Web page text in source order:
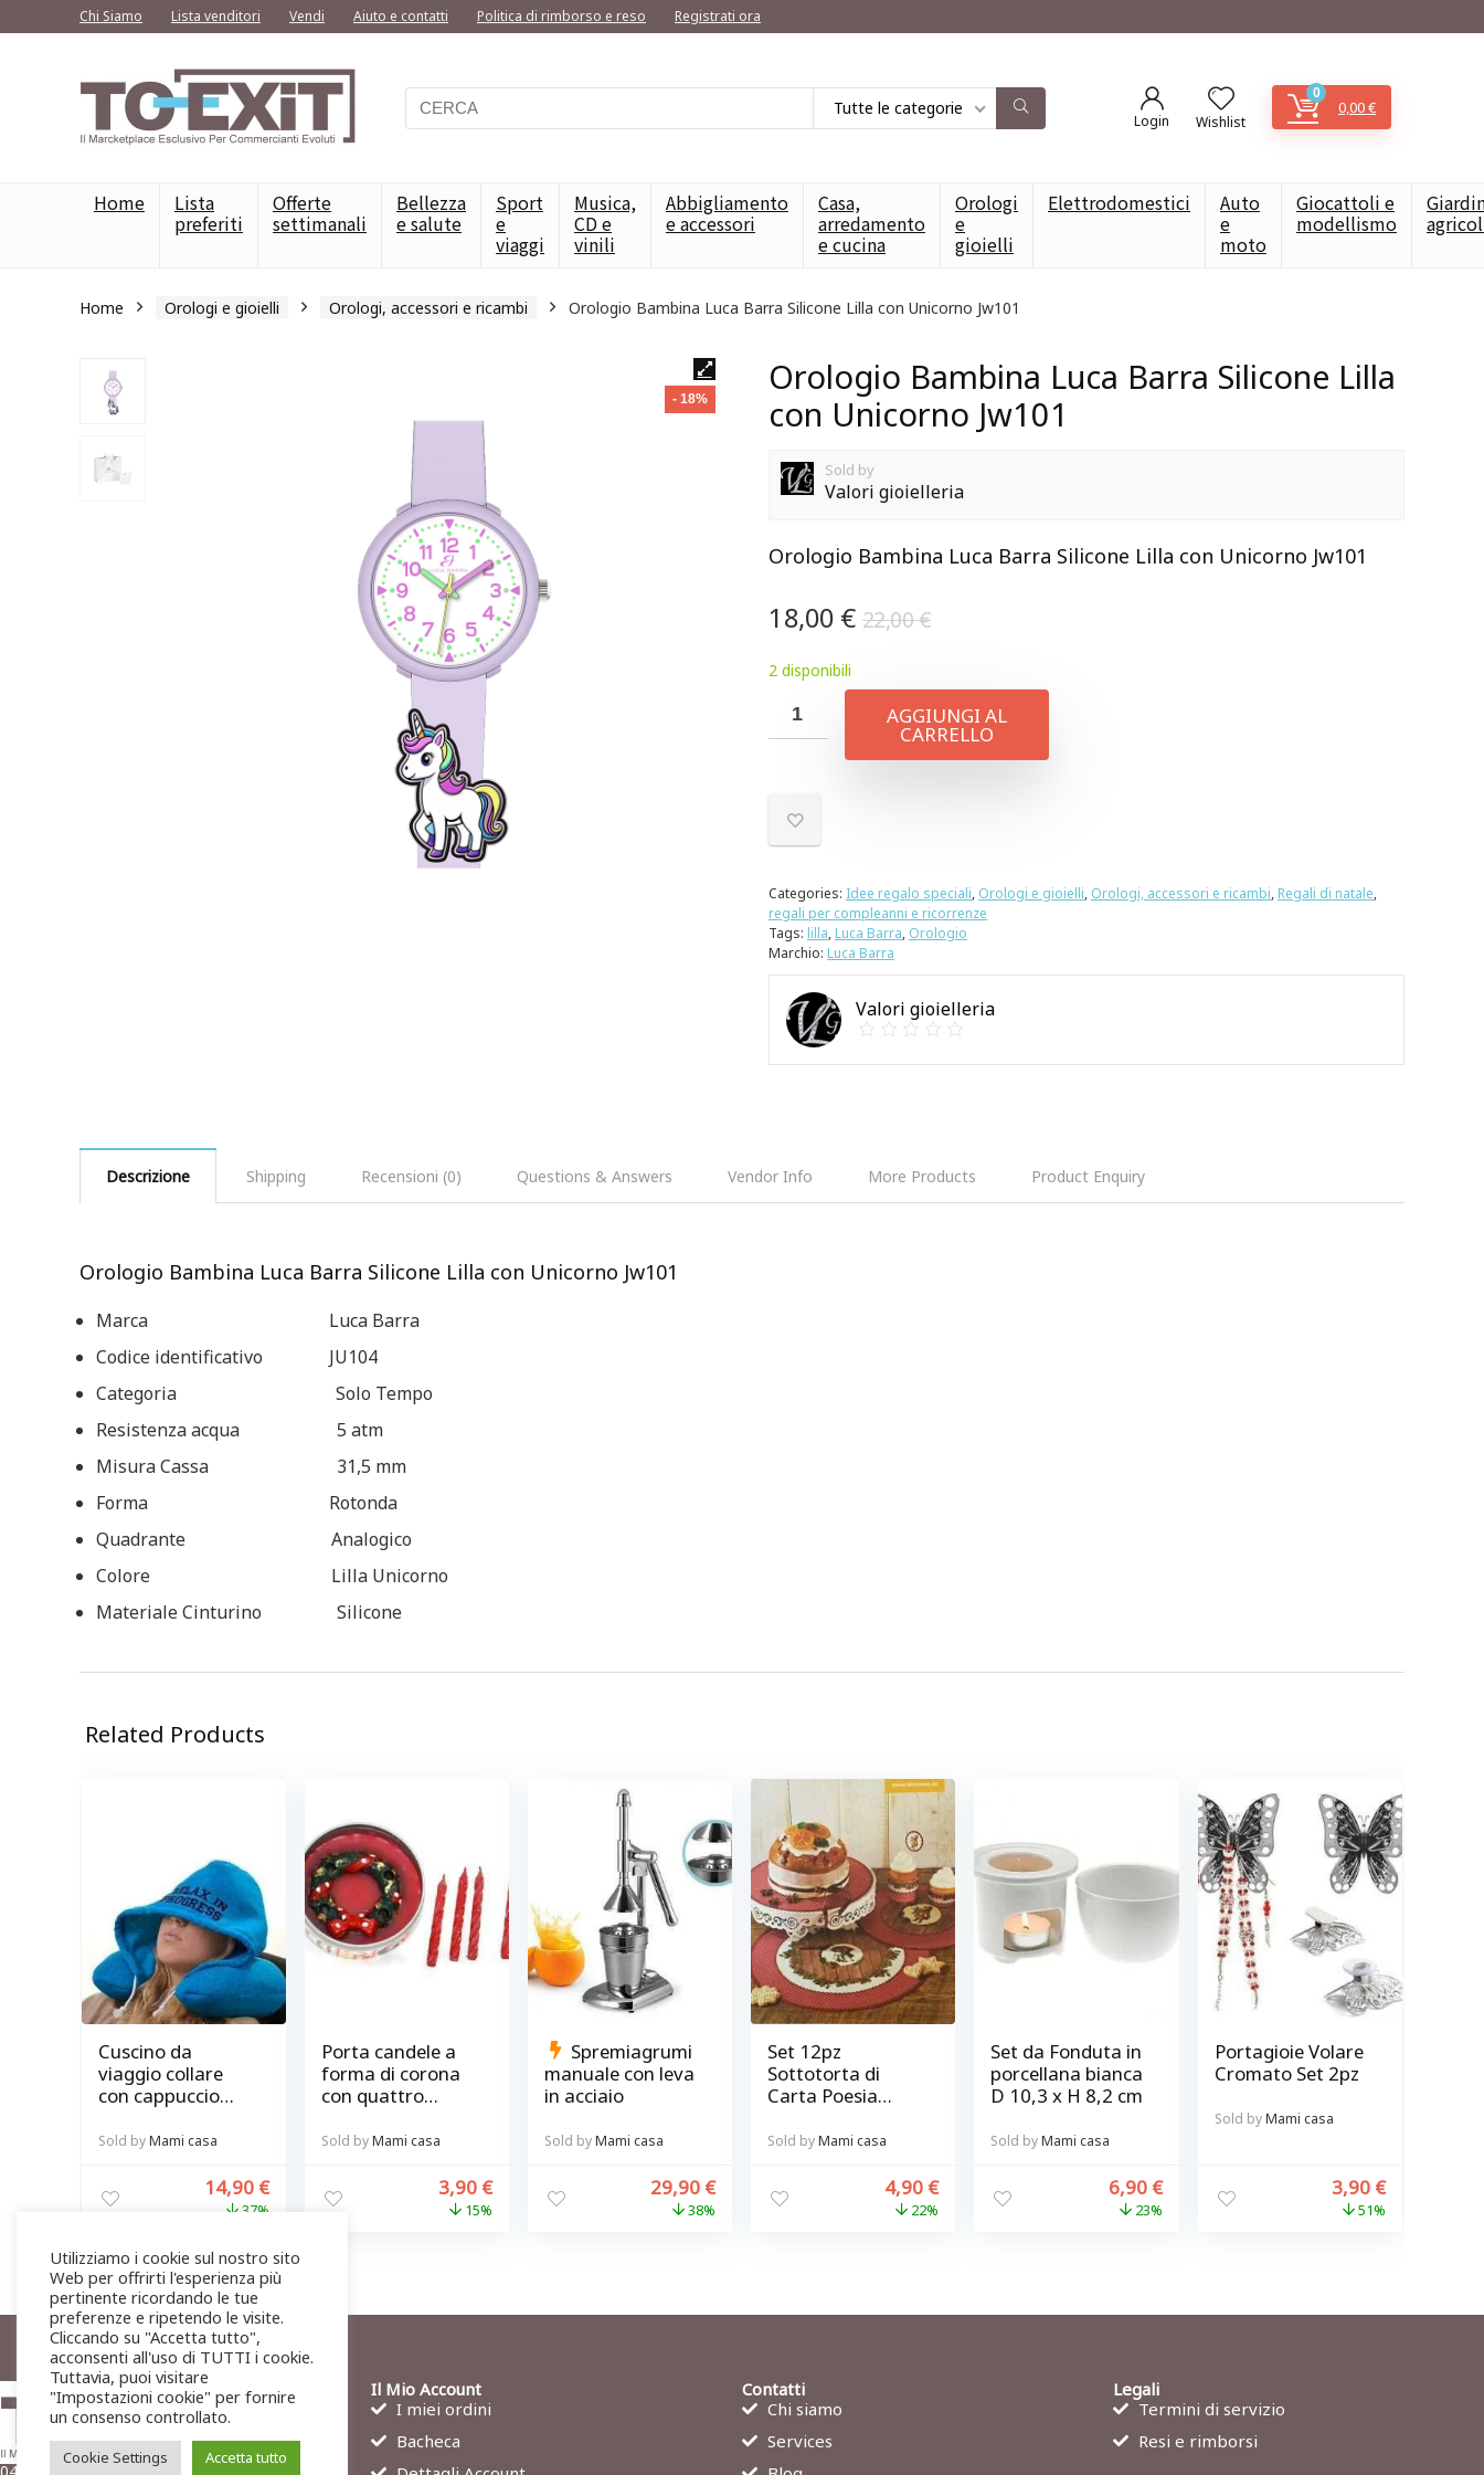
Chi Siamo Lista venditori Vendi Aiuto e contatti Politica di rimborso e reso Registrati ora
Tutte le categorie
Login Wishlist
0
0,00€
Home Lista
preferiti
Offerte
settimanali
Bellezza
e salute
Sport
e
viaggi
Musica,
CD e
vinili
Abbigliamento
e accessori
Casa,
arredamento
e cucina
Orologi
e
gioielli
Elettrodomestici Auto
e
moto
Giocattoli e
modellismo
Home Orologi e gioielli Orologi, accessori e ricambi Orologio Bambina Luca Barra Silicone Lilla con Unicorno Jw101
- 18%
Orologio Bambina Luca Barra Silicone Lilla
con Unicorno Jw101
Sold by
Valori gioielleria
Orologio Bambina Luca Barra Silicone Lilla con Unicorno Jw101
22,00€
18,00 €
2 disponibili
AGGIUNGI AL
CARRELLO
Categories: Idee regalo speciali, Orologi e gioielli, Orologi, accessori e ricambi, Regali di natale,
regali per compleanni e ricorrenze
Tags: lilla, Luca Barra, Orologio
Marchio: Luca Barra
Valori gioielleria
Descrizione Shipping Recensioni (0) Questions & Answers Vendor Info More Products Product Enquiry
Orologio Bambina Luca Barra Silicone Lilla con Unicorno Jw101
Marca Luca Barra
Codice identificativo JU104
Categoria Solo Tempo
Resistenza acqua 5 atm
Misura Cassa 31,5 mm
Forma Rotonda
Quadrante Analogico
Colore Lilla Unicorno
Materiale Cinturino Silicone
Related Products
Cuscino da
viaggio collare
con cappuccio
progress
Sold by Mami casa
14,90 €
37%
Porta candele a
forma di corona
con quattro
Sold byMami casa
3,90 €
15%
Spremiagrumi
manuale con leva
in acciaio
Sold byMami casa
29,90 €
38%
Set 12pz
Sottotorta di
Carta Poesia
diametro 28 e 37
Sold byMami casa
4,90 €
22%
Set da Fonduta in
porcellana bianca
D 10,3 x H 8,2 cm
Sold byMami casa
6,90 €
23%
Portagioie Volare
Cromato Set 2pz
Sold by Mami casa
3,90 €
51%
Il Mio Account
I miei ordini
Bacheca
Contatti
Chi siamo
Services
Legali
Termini di servizio
Resi e rimborsi
Utilizziamo i cookie sul nostro sito
Web per offrirti l'esperienza più
pertinente ricordando le tue
preferenze e ripetendo le visite.
Cliccando su "Accetta tutto",
acconsenti all'uso di TUTTI i cookie.
Tuttavia, puoi visitare
"Impostazioni cookie" per fornire
un consenso controllato.
Cookie Settings Accetta tutto